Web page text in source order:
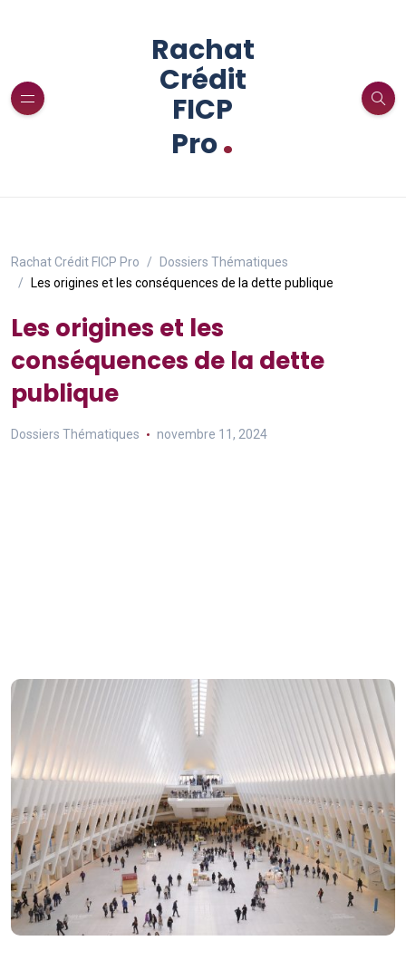
Rachat
Crédit
FICP
Pro.
Rachat Crédit FICP Pro
Dossiers Thématiques
Les origines et les conséquences de la dette publique
Les origines et les
conséquences de la dette
publique
Dossiers Thématiques novembre 11, 2024